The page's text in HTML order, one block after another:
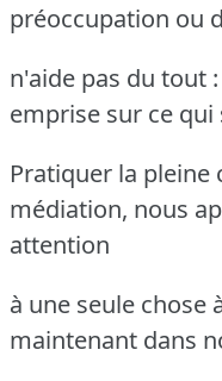
préoccupation ou
n'aide pas du tout
emprise sur ce qui
Pratiquer la pleine
médiation, nous
attention
à une seule chose
maintenant dans